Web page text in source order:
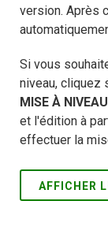
version. Après
Si vous
niveau, cliquez
MISE À NIVEAU
et l'édition à
effectuer la
AFFICHER